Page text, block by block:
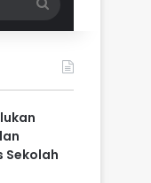
for
Sekolah